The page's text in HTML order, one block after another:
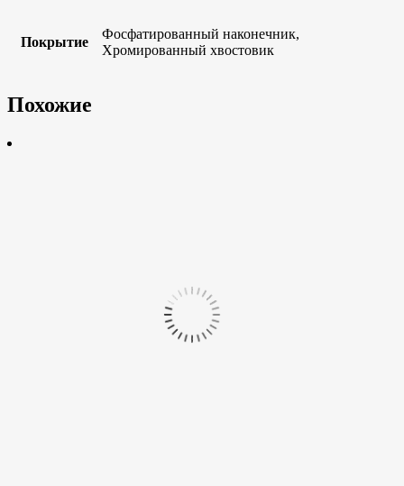
Покрытие
Фосфатированный наконечник,
Хромированный хвостовик
Похожие